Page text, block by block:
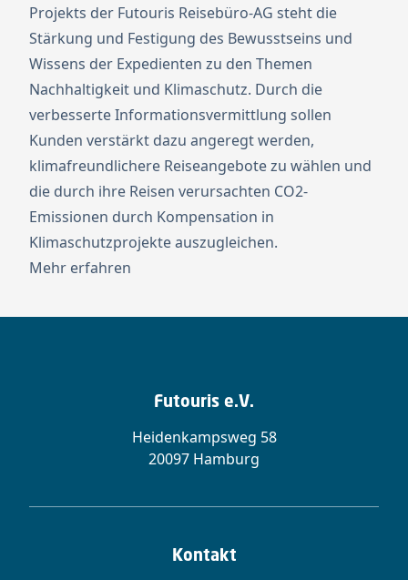
Projekts der Futouris Reisebüro-AG steht die
Stärkung und Festigung des Bewusstseins und
Wissens der Expedienten zu den Themen
Nachhaltigkeit und Klimaschutz. Durch die
verbesserte Informationsvermittlung sollen
Kunden verstärkt dazu angeregt werden,
klimafreundlichere Reiseangebote zu wählen und
die durch ihre Reisen verursachten CO2-
Emissionen durch Kompensation in
Klimaschutzprojekte auszugleichen.
Mehr erfahren
Futouris e.V.
Heidenkampsweg 58
20097 Hamburg
Kontakt